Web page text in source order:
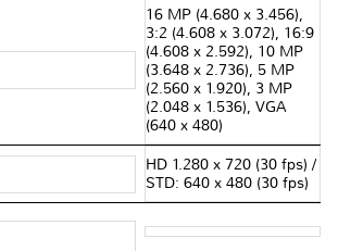
16 MP (4.680 x 3.456),
3:2 (4.608 x 3.072), 16:9
(4.608 x 2.592), 10 MP
(3.648 x 2.736), 5 MP
(2.560 x 1.920), 3 MP
(2.048 x 1.536), VGA
(640 x 480)
HD 1.280 x 720 (30 fps) /
STD: 640 x 480 (30 fps)